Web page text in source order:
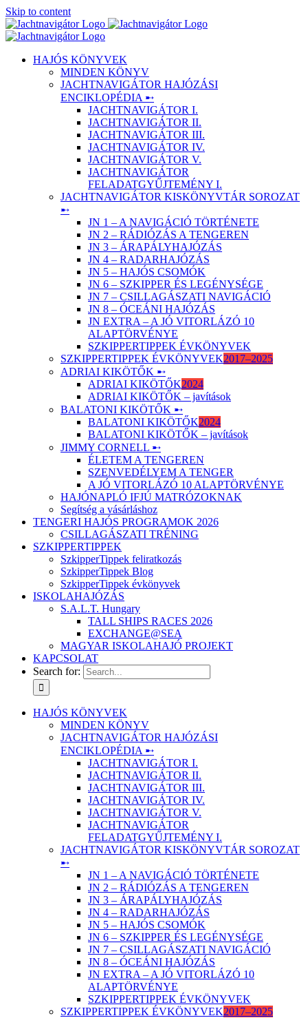
Skip to content
HAJÓS KÖNYVEK
MINDEN KÖNYV
JACHTNAVIGÁTOR HAJÓZÁSI
ENCIKLOPÉDIA ➸
JACHTNAVIGÁTOR I.
JACHTNAVIGÁTOR II.
JACHTNAVIGÁTOR III.
JACHTNAVIGÁTOR IV.
JACHTNAVIGÁTOR V.
JACHTNAVIGÁTOR
FELADATGYŰJTEMÉNY I.
JACHTNAVIGÁTOR KISKÖNYVTÁR SOROZAT
➸
JN 1 – A NAVIGÁCIÓ TÖRTÉNETE
JN 2 – RÁDIÓZÁS A TENGEREN
JN 3 – ÁRAPÁLYHAJÓZÁS
JN 4 – RADARHAJÓZÁS
JN 5 – HAJÓS CSOMÓK
JN 6 – SZKIPPER ÉS LEGÉNYSÉGE
JN 7 – CSILLAGÁSZATI NAVIGÁCIÓ
JN 8 – ÓCEÁNI HAJÓZÁS
JN EXTRA – A JÓ VITORLÁZÓ 10
ALAPTÖRVÉNYE
SZKIPPERTIPPEK ÉVKÖNYVEK
SZKIPPERTIPPEK ÉVKÖNYVEK2017–2025
ADRIAI KIKÖTŐK ➸
ADRIAI KIKÖTŐK2024
ADRIAI KIKÖTŐK – javítások
BALATONI KIKÖTŐK ➸
BALATONI KIKÖTŐK2024
BALATONI KIKÖTŐK – javítások
JIMMY CORNELL ➸
ÉLETEM A TENGEREN
SZENVEDÉLYEM A TENGER
A JÓ VITORLÁZÓ 10 ALAPTÖRVÉNYE
HAJÓNAPLÓ IFJÚ MATRÓZOKNAK
Segítség a vásárláshoz
TENGERI HAJÓS PROGRAMOK 2026
CSILLAGÁSZATI TRÉNING
SZKIPPERTIPPEK
SzkipperTippek feliratkozás
SzkipperTippek Blog
SzkipperTippek évkönyvek
ISKOLAHAJÓZÁS
S.A.L.T. Hungary
TALL SHIPS RACES 2026
EXCHANGE@SEA
MAGYAR ISKOLAHAJÓ PROJEKT
KAPCSOLAT
Search for:
HAJÓS KÖNYVEK
MINDEN KÖNYV
JACHTNAVIGÁTOR HAJÓZÁSI
ENCIKLOPÉDIA ➸
JACHTNAVIGÁTOR I.
JACHTNAVIGÁTOR II.
JACHTNAVIGÁTOR III.
JACHTNAVIGÁTOR IV.
JACHTNAVIGÁTOR V.
JACHTNAVIGÁTOR
FELADATGYŰJTEMÉNY I.
JACHTNAVIGÁTOR KISKÖNYVTÁR SOROZAT
➸
JN 1 – A NAVIGÁCIÓ TÖRTÉNETE
JN 2 – RÁDIÓZÁS A TENGEREN
JN 3 – ÁRAPÁLYHAJÓZÁS
JN 4 – RADARHAJÓZÁS
JN 5 – HAJÓS CSOMÓK
JN 6 – SZKIPPER ÉS LEGÉNYSÉGE
JN 7 – CSILLAGÁSZATI NAVIGÁCIÓ
JN 8 – ÓCEÁNI HAJÓZÁS
JN EXTRA – A JÓ VITORLÁZÓ 10
ALAPTÖRVÉNYE
SZKIPPERTIPPEK ÉVKÖNYVEK
SZKIPPERTIPPEK ÉVKÖNYVEK2017–2025